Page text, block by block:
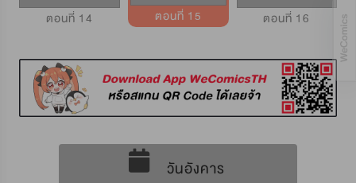
ตอนที่ 14 ตอนที่ 15 ตอนที่ 16
วันอังคาร